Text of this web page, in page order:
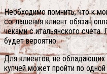
Необходимо помнить, что к
соглашения клиент обязан
чеками с итальянского
будет вероятно.
Для клиентов, не обладающих
купчей может пройти по